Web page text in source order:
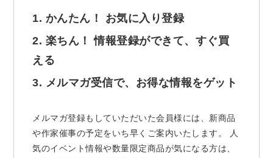
1. かんたん！ お気に入り登録
2. 楽ちん！ 情報登録ができて、すぐ買
える
3. メルマガ受信で、お得な情報をゲット
メルマガ登録もしていただいた会員様には、新商品
や作家催事の予定をいち早くご案内いたします。 人
気のイベント情報や数量限定商品が気になる方は、